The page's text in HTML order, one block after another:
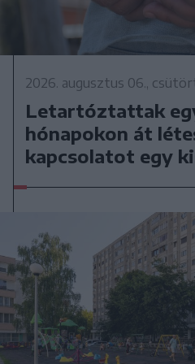
2026. augusztus 06.,
Letartóztattak
hónapokon át
kapcsolatot egy